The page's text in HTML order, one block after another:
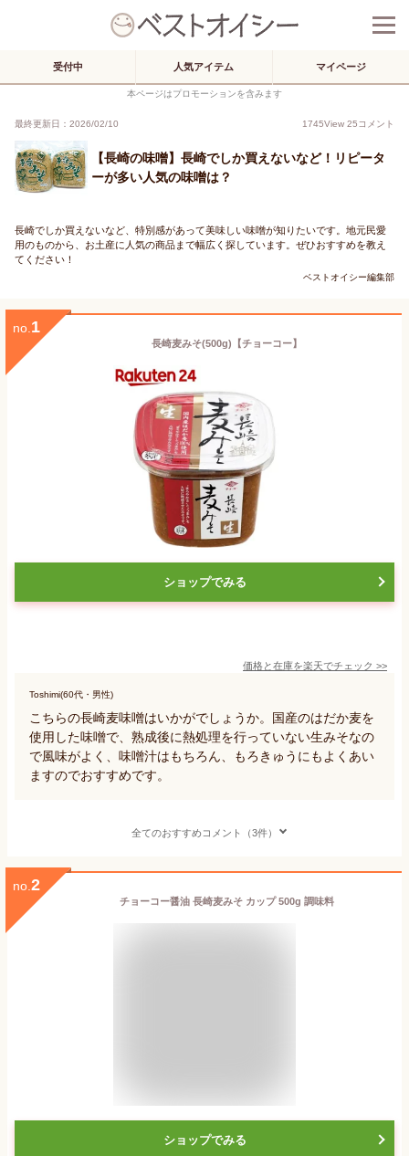
受付中 人気アイテム マイページ
本ページはプロモーションを含みます
最終更新日：2026/02/10 1745View 25コメント
【長崎の味噌】長崎でしか買えないなど！リピータ
ーが多い人気の味噌は？
長崎でしか買えないなど、特別感があって美味しい味噌が知りたいです。地元民愛
用のものから、お土産に人気の商品まで幅広く探しています。ぜひおすすめを教え
てください！
ベストオイシー編集部
no. 1
長崎麦みそ(500g)【チョーコー】
ショップでみる
価格と在庫を楽天でチェック >>
Toshimi(60代・男性)
こちらの長崎麦味噌はいかがでしょうか。国産のはだか麦を
使用した味噌で、熟成後に熱処理を行っていない生みそなの
で風味がよく、味噌汁はもちろん、もろきゅうにもよくあい
ますのでおすすめです。
全てのおすすめコメント（3件）
no. 2
チョーコー醤油 長崎麦みそ カップ 500g 調味料
ショップでみる